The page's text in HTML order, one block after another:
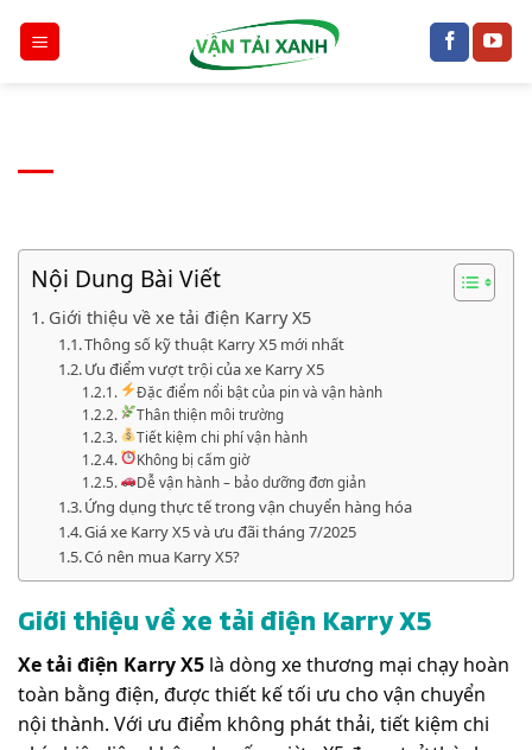
đến
Nội Dung Bài Viết
Giới thiệu về xe tải điện Karry X5
Thông số kỹ thuật Karry X5 mới nhất
Ưu điểm vượt trội của xe Karry X5
Đặc điểm nổi bật của pin và vận hành
Thân thiện môi trường
Tiết kiệm chi phí vận hành
Không bị cấm giờ
Dễ vận hành – bảo dưỡng đơn giản
Ứng dụng thực tế trong vận chuyển hàng hóa
Giá xe Karry X5 và ưu đãi tháng 7/2025
Có nên mua Karry X5?
Giới thiệu về xe tải điện Karry X5
Xe tải điện Karry X5 là dòng xe thương mại chạy hoàn
toàn bằng điện, được thiết kế tối ưu cho vận chuyển
nội thành. Với ưu điểm không phát thải, tiết kiệm chi